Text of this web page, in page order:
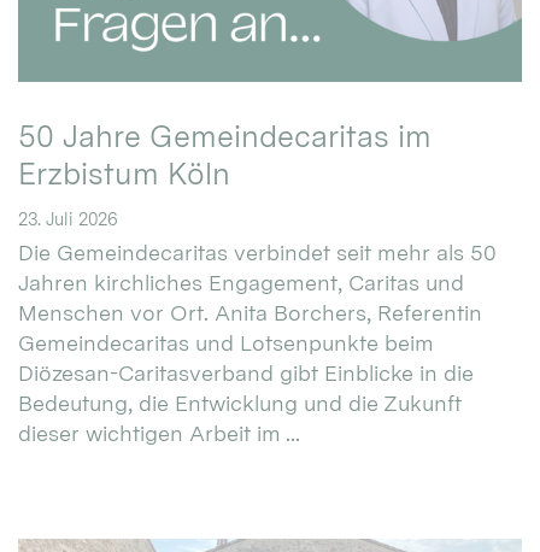
50 Jahre Gemeindecaritas im
Erzbistum Köln
23. Juli 2026
Die Gemeindecaritas verbindet seit mehr als 50
Jahren kirchliches Engagement, Caritas und
Menschen vor Ort. Anita Borchers, Referentin
Gemeindecaritas und Lotsenpunkte beim
Diözesan-Caritasverband gibt Einblicke in die
Bedeutung, die Entwicklung und die Zukunft
dieser wichtigen Arbeit im ...